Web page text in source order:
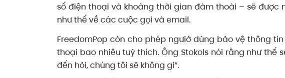
số điện thoại và khoảng thời gian đàm thoài – sẽ được
như thế về các cuộc gọi và email.
FreedomPop còn cho phép ngưiờ dùng bảo vệ thông
thoại bao nhiêu tuỳ thích. Ông Stokols nói rằng như thế
đến hỏi, chúng tôi sẽ không gì”.